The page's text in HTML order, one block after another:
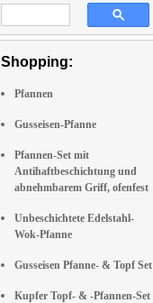
Shopping:
Pfannen
Gusseisen-Pfanne
Pfannen-Set mit
Antihaftbeschichtung und
abnehmbarem Griff, ofenfest
Unbeschichtete Edelstahl-
Wok-Pfanne
Gusseisen Pfanne- & Topf Set
Kupfer Topf- & -Pfannen-Set